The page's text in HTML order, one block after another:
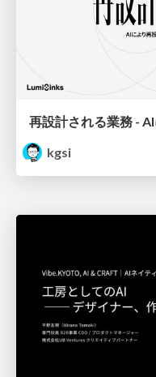
kgsi